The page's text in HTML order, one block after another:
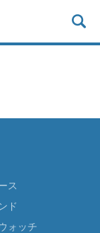
ス
ド
ォッチ